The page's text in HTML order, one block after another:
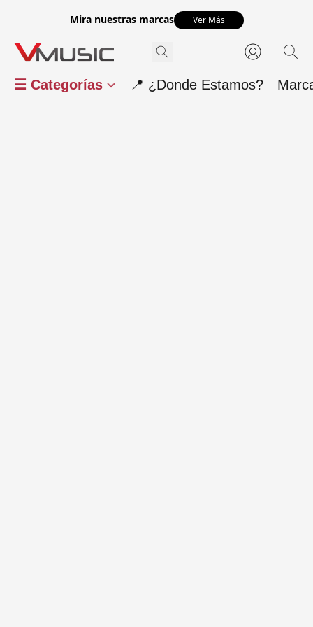
Mira nuestras marcas Ver Más
☰ Categorías 📍 ¿Donde Estamos?